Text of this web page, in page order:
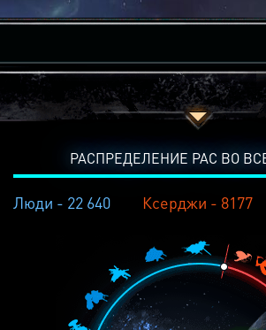
РАСПРЕДЕЛЕНИЕ РАС ВО
Люди - 22 640 Ксерджи - 8177